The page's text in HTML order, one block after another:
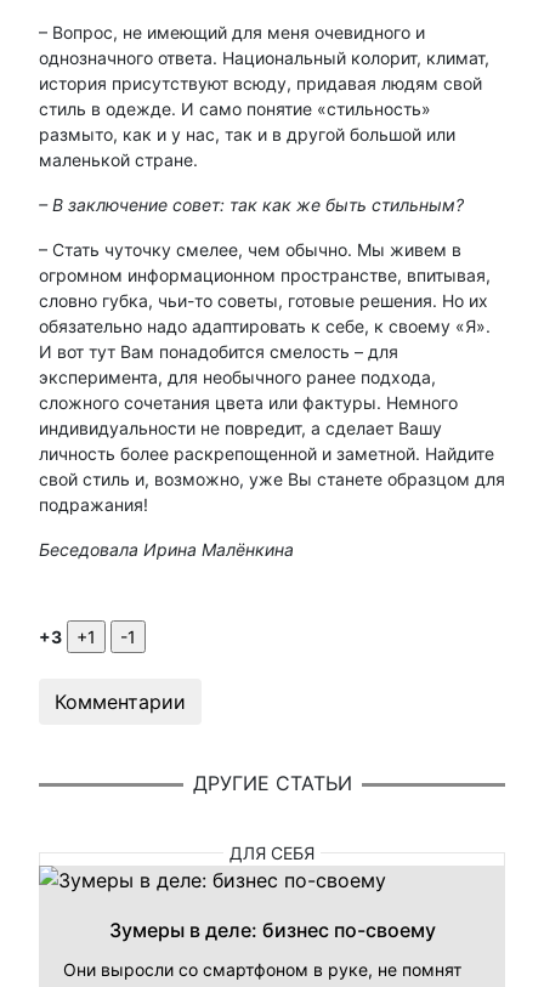
– Вопрос, не имеющий для меня очевидного и
однозначного ответа. Национальный колорит, климат,
история присутствуют всюду, придавая людям свой
стиль в одежде. И само понятие «стильность»
размыто, как и у нас, так и в другой большой или
маленькой стране.
– В заключение совет: так как же быть стильным?
– Стать чуточку смелее, чем обычно. Мы живем в
огромном информационном пространстве, впитывая,
словно губка, чьи-то советы, готовые решения. Но их
обязательно надо адаптировать к себе, к своему «Я».
И вот тут Вам понадобится смелость – для
эксперимента, для необычного ранее подхода,
сложного сочетания цвета или фактуры. Немного
индивидуальности не повредит, а сделает Вашу
личность более раскрепощенной и заметной. Найдите
свой стиль и, возможно, уже Вы станете образцом для
подражания!
Беседовала Ирина Малёнкина
+3
Комментарии
ДРУГИЕ СТАТЬИ
ДЛЯ СЕБЯ
Зумеры в деле: бизнес по-своему
Они выросли со смартфоном в руке, не помнят